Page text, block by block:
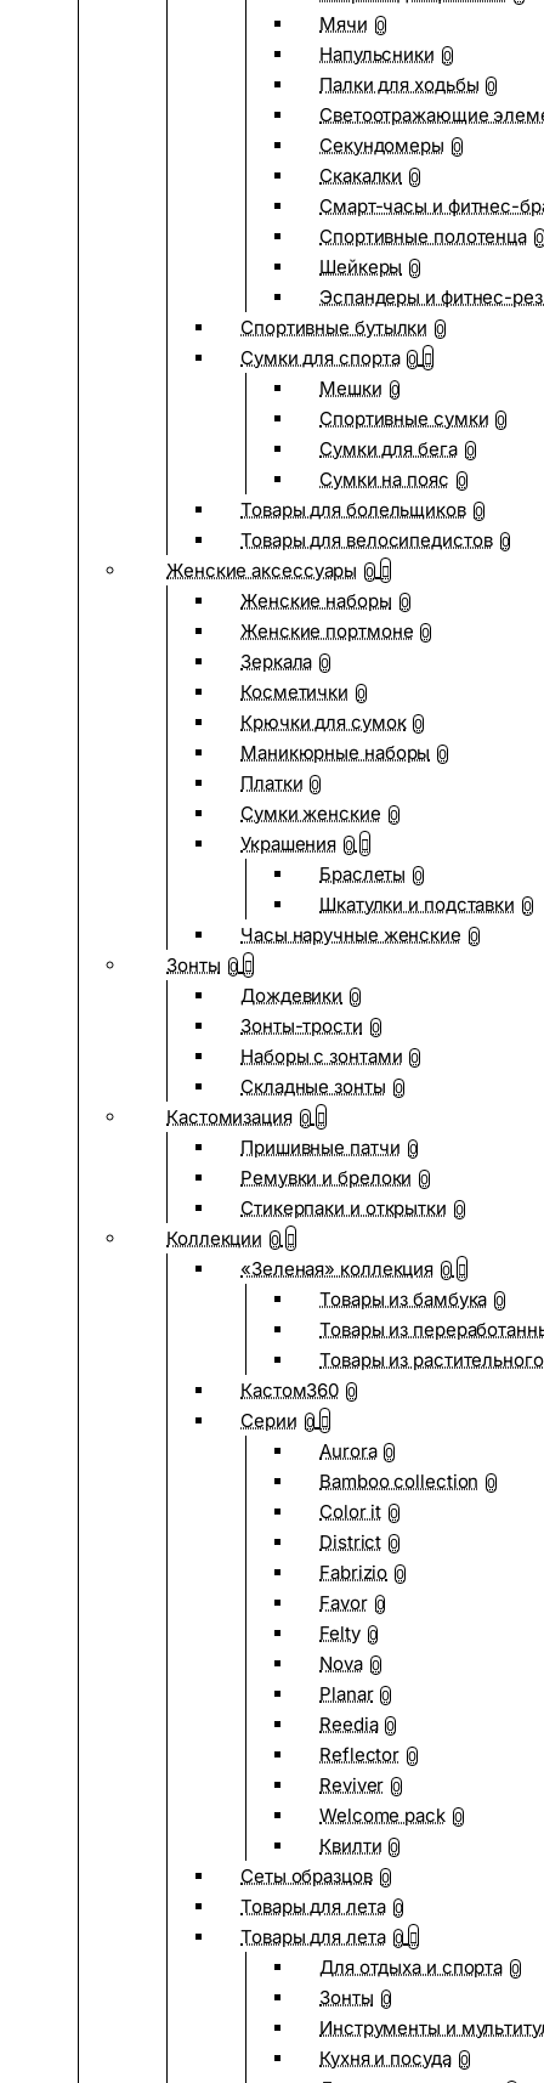
Мячи 0
Напульсники 0
Палки для ходьбы 0
Светоотражающие
Секундомеры 0
Скакалки 0
Смарт-часы и фитнес-
Спортивные полотенца 0
Шейкеры 0
Эспандеры и фитнес-
Спортивные бутылки 0
Сумки для спорта 0
Мешки 0
Спортивные сумки 0
Сумки для бега 0
Сумки на пояс 0
Товары для болельщиков 0
Товары для велосипедистов 0
Женские аксессуары 0
Женские наборы 0
Женские портмоне 0
Зеркала 0
Косметички 0
Крючки для сумок 0
Маникюрные наборы 0
Платки 0
Сумки женские 0
Украшения 0
Браслеты 0
Шкатулки и подставки 0
Часы наручные женские 0
Зонты 0
Дождевики 0
Зонты-трости 0
Наборы с зонтами 0
Складные зонты 0
Кастомизация 0
Пришивные патчи 0
Ремувки и брелоки 0
Стикерпаки и открытки 0
Коллекции 0
«Зеленая» коллекция 0
Товары из бамбука 0
Товары из
Товары из
Кастом360 0
Серии 0
Aurora 0
Bamboo collection 0
Color it 0
District 0
Fabrizio 0
Favor 0
Felty 0
Nova 0
Planar 0
Reedia 0
Reflector 0
Reviver 0
Welcome pack 0
Квилти 0
Сеты образцов 0
Товары для лета 0
Товары для лета 0
Для отдыха и спорта 0
Зонты 0
Инструменты и
Кухня и посуда 0